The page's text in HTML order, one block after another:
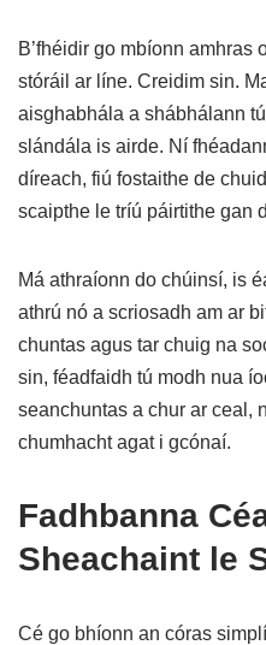
B’fhéidir go mbíonn amhras
stóráil ar líne. Creidim sin.
aisghabhála a shábhálann
slándála is airde. Ní
díreach, fiú fostaithe de
scaipthe le tríú páirtithe gan
Má athraíonn do chúinsí, is
athrú nó a scriosadh am ar
chuntas agus tar chuig na
sin, féadfaidh tú modh nua
seanchuntas a chur ar ceal,
chumhacht agat i gcónaí.
Fadhbanna
Sheachaint le
Cé go bhíonn an córas